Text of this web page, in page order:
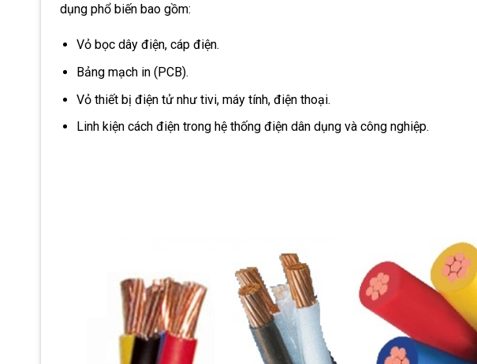
dụng phổ biến bao gồm:
Vỏ bọc dây điện, cáp điện.
Bảng mạch in (PCB).
Vỏ thiết bị điện tử như tivi, máy tính, điện thoại.
Linh kiện cách điện trong hệ thống điện dân dụng và công nghiệp.